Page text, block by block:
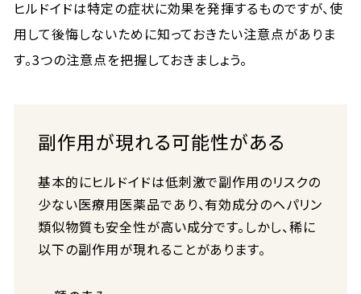
ヒルドイドは特定の症状に効果を発揮するものですが、使
用して後悔しないために知っておきたい注意点がありま
す。3つの注意点を把握しておきましょう。
副作用が現れる可能性がある
基本的にヒルドイドは低刺激で副作用のリスクの
少ない医療用医薬品であり、有効成分のヘパリン
類似物質も安全性が高い成分です。しかし、稀に
以下の副作用が現れることがあります。